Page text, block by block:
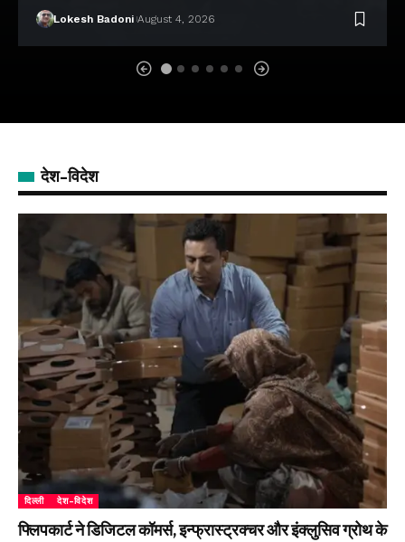
Lokesh Badoni August 4, 2026
देश-विदेश
दिल्ली देश-विदेश
फ्लिपकार्ट ने डिजिटल कॉमर्स, इन्फ्रास्ट्रक्चर और इंक्लुसिव ग्रोथ के